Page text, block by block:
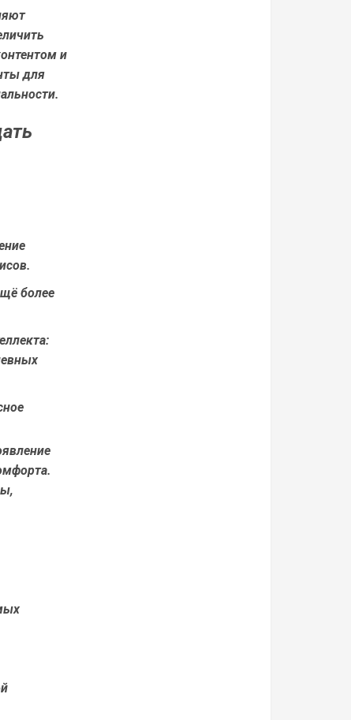
и
для
более